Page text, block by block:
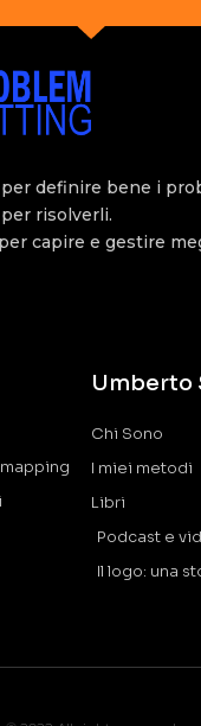
definire bene i
risolverli.
capire e gestire
Umberto
Chi Sono
I miei metodi
Libri
Podcast e
Il logo: una